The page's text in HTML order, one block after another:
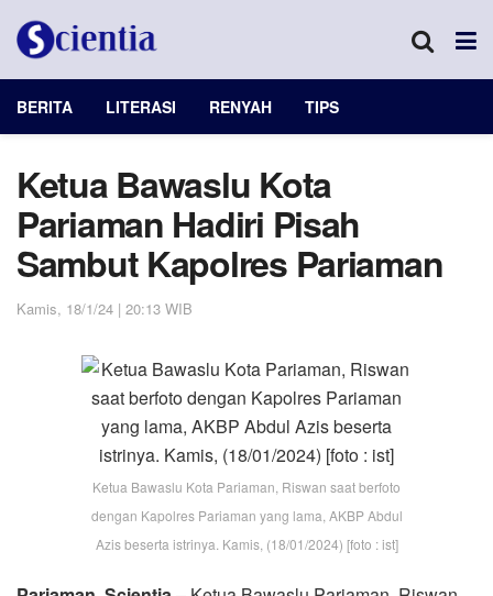
BERITA LITERASI RENYAH TIPS
Ketua Bawaslu Kota
Pariaman Hadiri Pisah
Sambut Kapolres Pariaman
Kamis, 18/1/24 | 20:13 WIB
Ketua Bawaslu Kota Pariaman, Riswan saat berfoto
dengan Kapolres Pariaman yang lama, AKBP Abdul
Azis beserta istrinya. Kamis, (18/01/2024) [foto : ist]